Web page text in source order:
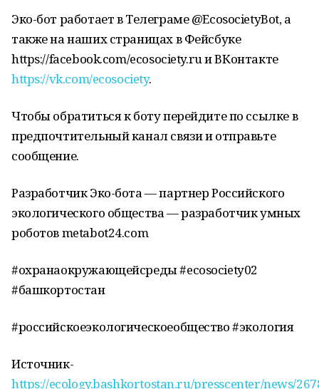
Эко-бот работает в Телеграме @EcosocietyBot, а
также на наших страницах в Фейсбуке
https://facebook.com/ecosociety.ru и ВКонтакте
https://vk.com/ecosociety.
Чтобы обратиться к боту перейдите по ссылке в
предпочтительный канал связи и отправьте
сообщение.
Разработчик Эко-бота — партнер Российского
экологического общества — разработчик умных
роботов metabot24.com
#охранаокружающейсреды #ecosociety02
#башкортостан
#российскоеэкологическоеобщество #экология
Источник-
https://ecology.bashkortostan.ru/presscenter/news/